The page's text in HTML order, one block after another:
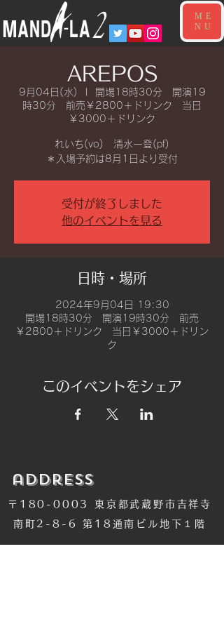
ME
NU
AREPOS
9月04日(水)
開場18時30分 開演19
時30分 前売￥2800＋ドリンク 当日
￥3000＋ドリンク
れいち(vo) 清水一登(pf)
＊入場予約は8月1日より受付
受付が終了しました
他のイベントを見る
日時・場所
2024年9月04日 19:30
開場18時30分 開演19時30分 前売
￥2800＋ドリンク 当日￥3000＋ドリン
ク
このイベントをシェア
​address
〒180-0003 東京都武蔵野市吉祥寺
南町2-8-6 第18通南ビル地下１階